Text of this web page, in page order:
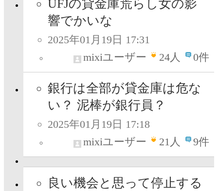
UFJの貸金庫荒らし女の影
響でかいな
2025年01月19日 17:31
mixiユーザー
24人 0件
銀行は全部が貸金庫は危な
い？ 泥棒が銀行員？
2025年01月19日 17:18
mixiユーザー
21人 9件
良い機会と思って停止する